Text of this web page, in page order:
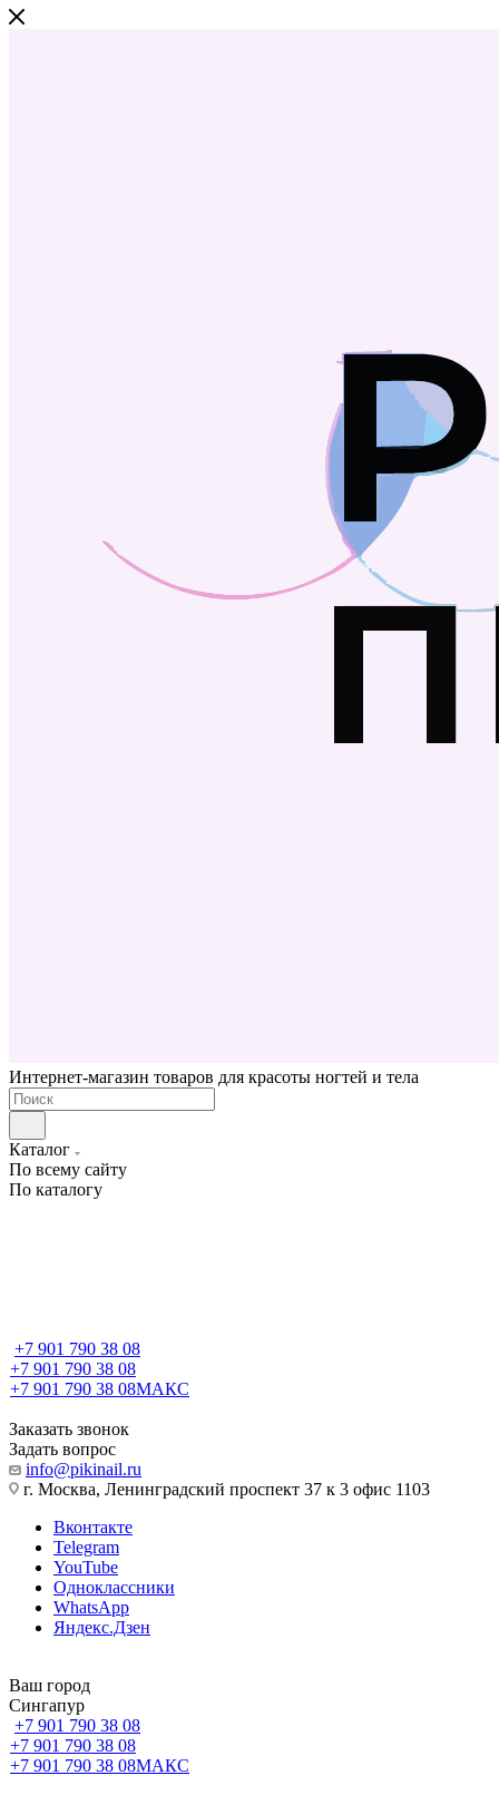
Интернет-магазин товаров для красоты ногтей и тела
Каталог
По всему сайту
По каталогу
+7 901 790 38 08
+7 901 790 38 08
+7 901 790 38 08МАКС
Заказать звонок
Задать вопрос
info@pikinail.ru
г. Москва, Ленинградский проспект 37 к 3 офис 1103
Вконтакте
Telegram
YouTube
Одноклассники
WhatsApp
Яндекс.Дзен
Ваш город
Сингапур
+7 901 790 38 08
+7 901 790 38 08
+7 901 790 38 08МАКС